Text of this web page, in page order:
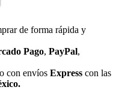
de forma rápida y
Pago, PayPal,
con envíos Express con las